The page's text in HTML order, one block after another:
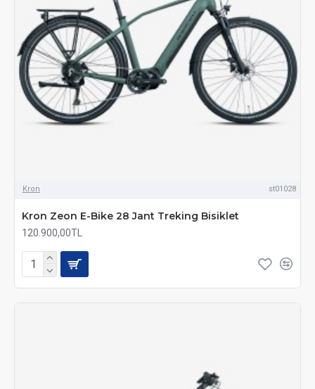
Kron st01028
Kron Zeon E-Bike 28 Jant Treking Bisiklet
120.900,00TL